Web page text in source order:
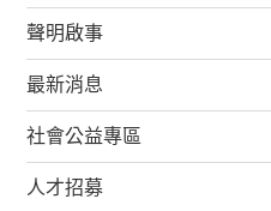
聲明啟事
最新消息
社會公益專區
人才招募